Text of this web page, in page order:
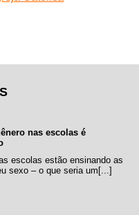
nas escolas é
escolas estão ensinando as
sexo – o que seria um[...]